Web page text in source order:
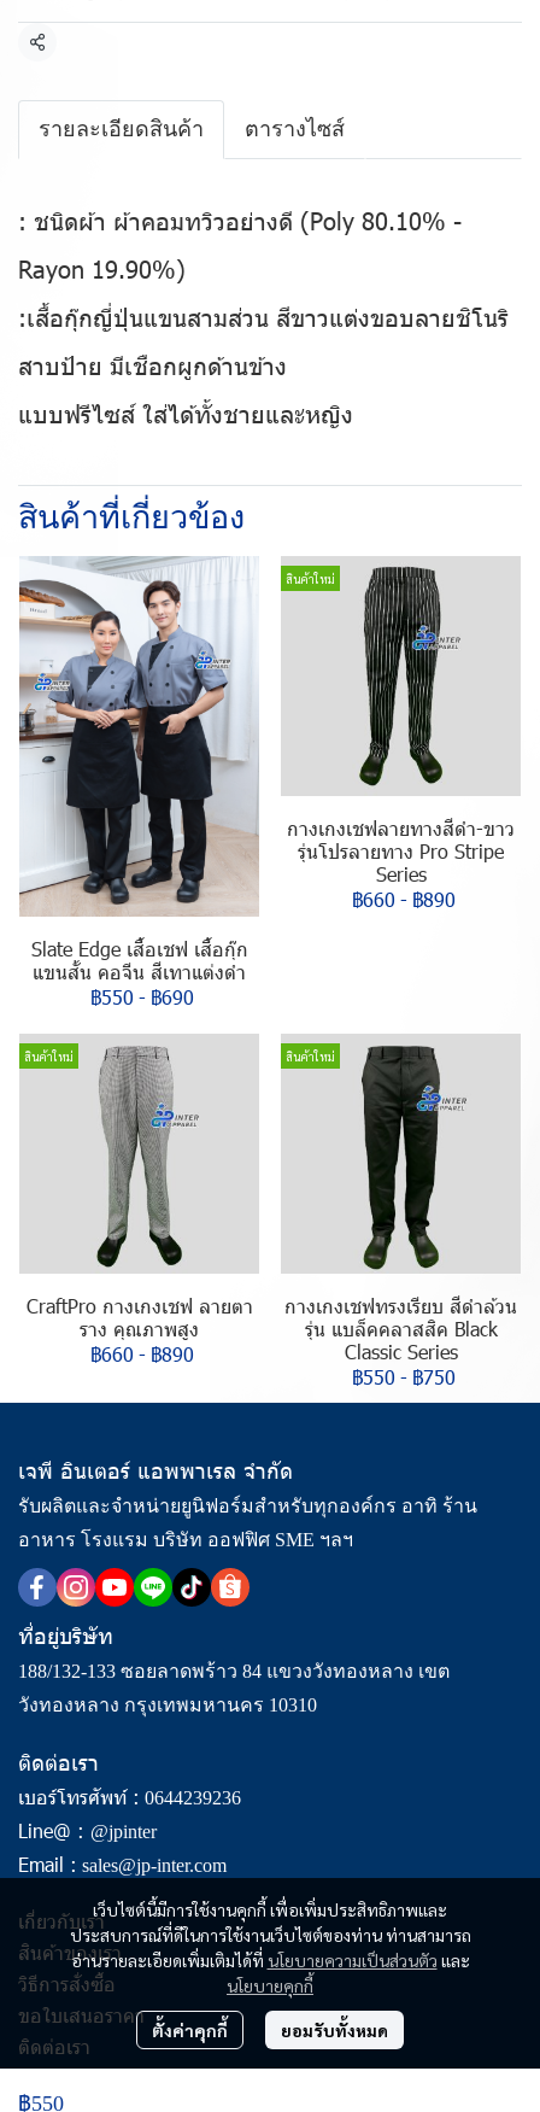
แชร์
รายละเอียดสินค้า ตารางไซส์
: ชนิดผ้า ผ้าคอมทวิวอย่างดี (Poly 80.10% -
Rayon 19.90%)
:เสื้อกุ๊กญี่ปุ่นแขนสามส่วน สีขาวแต่งขอบลายชิโนริ
สาบป้าย มีเชือกผูกด้านข้าง
แบบฟรีไซส์ ใส่ได้ทั้งชายและหญิง
สินค้าที่เกี่ยวข้อง
Slate Edge เสื้อเชฟ เสื้อกุ๊ก
แขนสั้น คอจีน สีเทาแต่งดำ
฿550 - ฿690
สินค้าใหม่
กางเกงเชฟลายทางสีดำ-ขาว
รุ่นโปรลายทาง Pro Stripe
Series
฿660 - ฿890
สินค้าใหม่
CraftPro กางเกงเชฟ ลายตา
ราง คุณภาพสูง
฿660 - ฿890
สินค้าใหม่
กางเกงเชฟทรงเรียบ สีดำล้วน
รุ่น แบล็คคลาสสิค Black
Classic Series
฿550 - ฿750
฿550
เว็บไซต์นี้มีการใช้งานคุกกี้ เพื่อเพิ่มประสิทธิภาพและ
ประสบการณ์ที่ดีในการใช้งานเว็บไซต์ของท่าน ท่านสามารถ
อ่านรายละเอียดเพิ่มเติมได้ที่ นโยบายความเป็นส่วนตัว และ
นโยบายคุกกี้
ตั้งค่าคุกกี้ ยอมรับทั้งหมด
เจพี อินเตอร์ แอพพาเรล จำกัด
รับผลิตและจำหน่ายยูนิฟอร์มสำหรับทุกองค์กร อาทิ ร้าน
อาหาร โรงแรม บริษัท ออฟฟิศ SME ฯลฯ
ที่อยู่บริษัท
188/132-133 ซอยลาดพร้าว 84 แขวงวังทองหลาง เขต
วังทองหลาง กรุงเทพมหานคร 10310
ติดต่อเรา
เบอร์โทรศัพท์ : 0644239236
Line@ : @jpinter
Email : sales@jp-inter.com
เกี่ยวกับเรา
สินค้าของเรา
วิธีการสั่งซื้อ
ขอใบเสนอราคา
ติดต่อเรา